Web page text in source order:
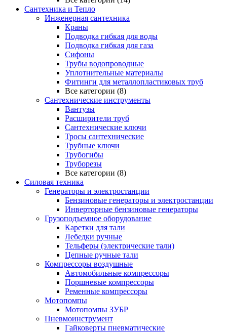
Сантехника и Тепло
Инженерная сантехника
Краны
Подводка гибкая для воды
Подводка гибкая для газа
Сифоны
Трубы водопроводные
Уплотнительные материалы
Фитинги для металлопластиковых труб
Все категории (8)
Сантехнические инструменты
Вантузы
Расширители труб
Сантехнические ключи
Тросы сантехнические
Трубные ключи
Трубогибы
Труборезы
Все категории (8)
Силовая техника
Генераторы и электростанции
Бензиновые генераторы и электростанции
Инверторные бензиновые генераторы
Грузоподъемное оборудование
Каретки для тали
Лебедки ручные
Тельферы (электрические тали)
Цепные ручные тали
Компрессоры воздушные
Автомобильные компрессоры
Поршневые компрессоры
Ременные компрессоры
Мотопомпы
Мотопомпы ЗУБР
Пневмоинструмент
Гайковерты пневматические